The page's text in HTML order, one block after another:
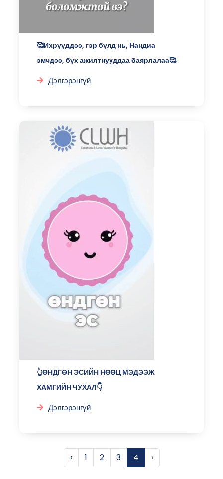
🥰Ихрүүддээ, гэр бүлд нь, Нандиа
эмчдээ, бүх ажилтнууддаа баярлалаа🥰
Дэлгэрэнгүй
👆ӨНДГӨН ЭСИЙН НӨӨЦ МЭДЭЭЖ
ХАМГИЙН ЧУХАЛ👇
Дэлгэрэнгүй
‹ 1 2 3 4 ›